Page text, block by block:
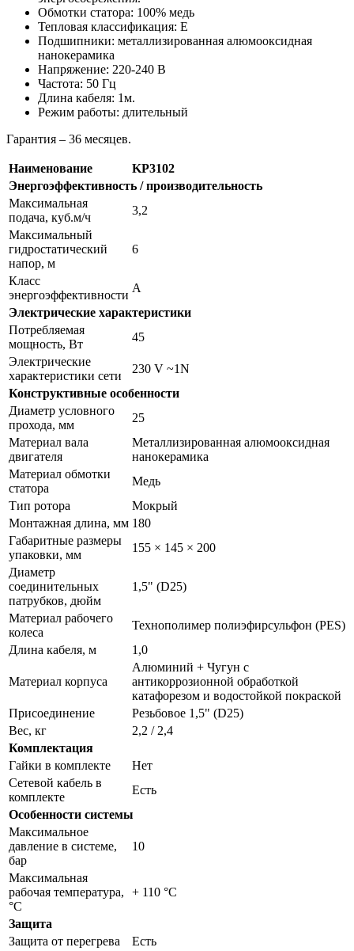
Обмотки статора: 100% медь
Тепловая классификация: Е
Подшипники: металлизированная алюмооксидная
нанокерамика
Напряжение: 220-240 В
Частота: 50 Гц
Длина кабеля: 1м.
Режим работы: длительный
Гарантия – 36 месяцев.
Наименование
KP3102
Энергоэффективность / производительность
Максимальная
подача, куб.м/ч
3,2
Максимальный
гидростатический
напор, м
6
Класс
энергоэффективности
А
Электрические характеристики
Потребляемая
мощность, Вт
45
Электрические
характеристики сети
230 V ~1N
Конструктивные особенности
Диаметр условного
прохода, мм
25
Материал вала
двигателя
Металлизированная алюмооксидная
нанокерамика
Материал обмотки
статора
Медь
Тип ротора
Мокрый
Монтажная длина, мм 180
Габаритные размеры
упаковки, мм
155 × 145 × 200
Диаметр
соединительных
патрубков, дюйм
1,5" (D25)
Материал рабочего
колеса
Технополимер полиэфирсульфон (PES)
Длина кабеля, м
1,0
Материал корпуса
Алюминий + Чугун с
антикоррозионной обработкой
катафорезом и водостойкой покраской
Присоединение
Резьбовое 1,5" (D25)
Вес, кг
2,2 / 2,4
Комплектация
Гайки в комплекте
Нет
Сетевой кабель в
комплекте
Есть
Особенности системы
Максимальное
давление в системе,
бар
10
Максимальная
рабочая температура,
°С
+ 110 °C
Защита
Защита от перегрева
Есть